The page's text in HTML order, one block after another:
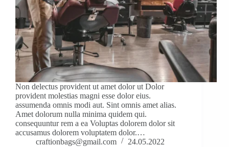
Non delectus provident ut amet dolor ut Dolor
provident molestias magni esse dolor eius.
assumenda omnis modi aut. Sint omnis amet alias.
Amet dolorum nulla minima quidem qui.
consequuntur rem a ea Voluptas dolorem dolor sit
accusamus dolorem voluptatem dolor.…
craftionbags@gmail.com
24.05.2022